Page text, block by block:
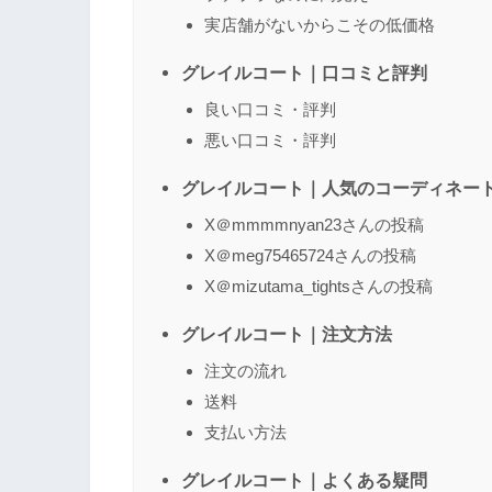
実店舗がないからこその低価格
グレイルコート｜口コミと評判
良い口コミ・評判
悪い口コミ・評判
グレイルコート｜人気のコーディネー
X＠mmmmnyan23さんの投稿
X＠meg75465724さんの投稿
X＠mizutama_tightsさんの投稿
グレイルコート｜注文方法
注文の流れ
送料
支払い方法
グレイルコート｜よくある疑問